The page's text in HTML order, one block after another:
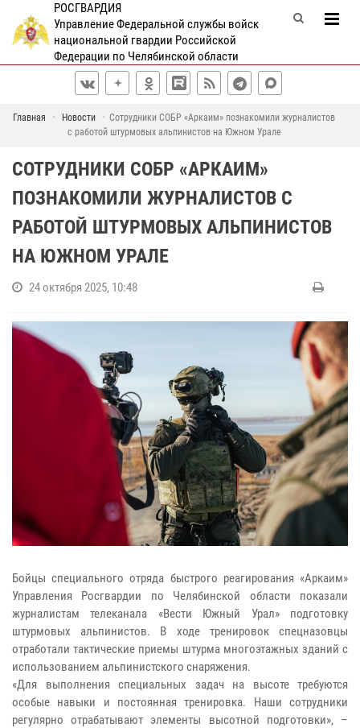
РОСГВАРДИЯ
Управление Федеральной службы войск
национальной гвардии Российской
Федерации по Челябинской области
Главная Новости
Сотрудники СОБР «Аркаим» познакомили журналистов
с работой штурмовых альпинистов на Южном Урале
СОТРУДНИКИ СОБР «АРКАИМ»
ПОЗНАКОМИЛИ ЖУРНАЛИСТОВ С
РАБОТОЙ ШТУРМОВЫХ АЛЬПИНИСТОВ
НА ЮЖНОМ УРАЛЕ
24 октября 2025, 10:48
Бойцы специального отряда быстрого реагирования «Аркаим»
Управления Росгвардии по Челябинской области показали
журналистам телеканала «Вести Южный Урал» подготовку
штурмовых альпинистов. В ходе тренировок спецназовцы
отработали тактические приемы штурма многоэтажных зданий с
использованием альпинистского снаряжения.
«Для выполнения специальных задач на высоте требуются
особые навыки и постоянная тренировка. Наши сотрудники
регулярно отрабатывают элементы высотной подготовки», –